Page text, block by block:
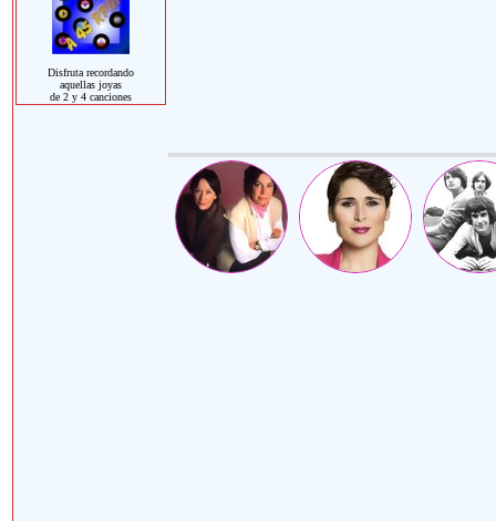
Disfruta recordando
aquellas joyas
de 2 y 4 canciones